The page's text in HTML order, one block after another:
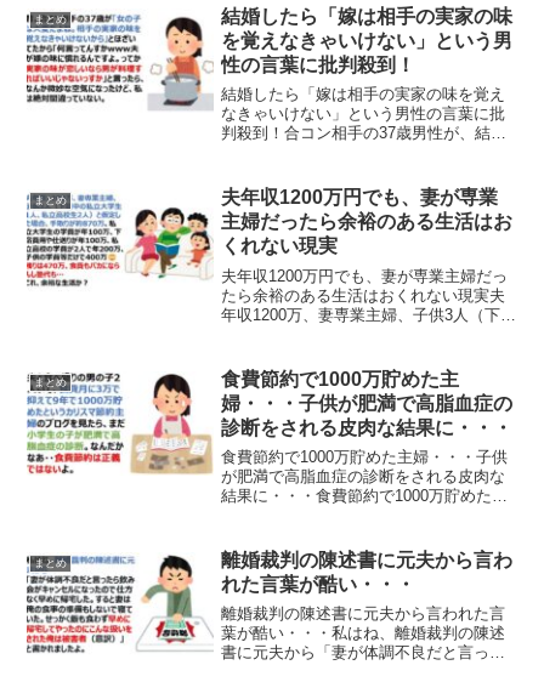
しらw｣と言う義母は、別居中の私が1人
で二人の子供をみ...
まとめ
結婚したら「嫁は相手の実家の味
を覚えなきゃいけない」という男
性の言葉に批判殺到！
結婚したら「嫁は相手の実家の味を覚え
なきゃいけない」という男性の言葉に批
判殺到！合コン相手の37歳男性が、結婚
して、女性参加者が返したアンサーが反
響を呼んでいます。昔、...
まとめ
夫年収1200万円でも、妻が専業
主婦だったら余裕のある生活はお
くれない現実
夫年収1200万円でも、妻が専業主婦だっ
たら余裕のある生活はおくれない現実夫
年収1200万、妻専業主婦、子供3人（下宿
学生の学費が年100万、下宿費用や仕送り
が年...
まとめ
食費節約で1000万貯めた主
婦・・・子供が肥満で高脂血症の
診断をされる皮肉な結果に・・・
食費節約で1000万貯めた主婦・・・子供
が肥満で高脂血症の診断をされる皮肉な
結果に・・・食費節約で1000万貯めたカ
になったという投稿が話題になっていま
す。夫と食べ盛り...
まとめ
離婚裁判の陳述書に元夫から言わ
れた言葉が酷い・・・
離婚裁判の陳述書に元夫から言われた言
葉が酷い・・・私はね、離婚裁判の陳述
書に元夫から「妻が体調不良だと言った